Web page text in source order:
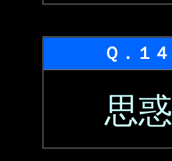
Ｑ．１４
思惑